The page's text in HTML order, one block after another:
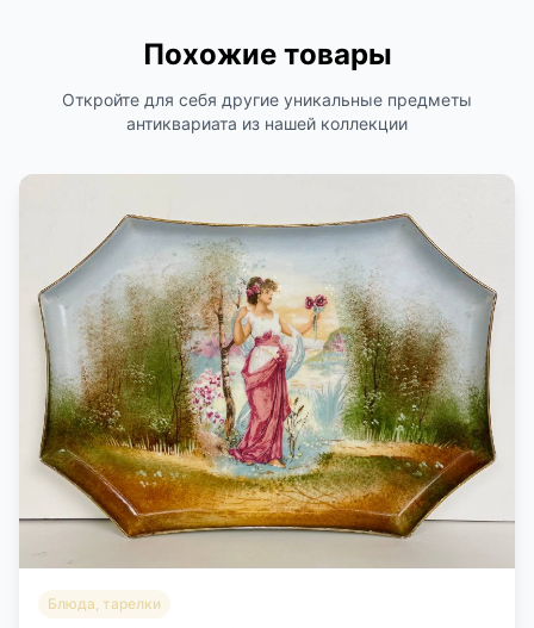
Похожие товары
Откройте для себя другие уникальные предметы
антиквариата из нашей коллекции
Блюда, тарелки